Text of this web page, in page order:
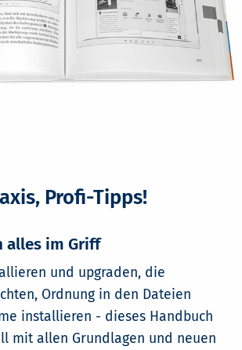
Profi-Tipps!
alles im Griff
und upgraden, die
Ordnung in den Dateien
installieren - dieses Handbuch
mit allen Grundlagen und neuen